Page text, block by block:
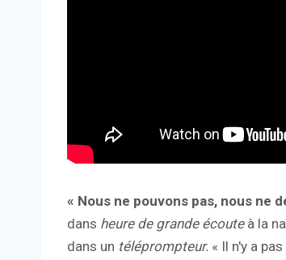
« Nous ne pouvons pas, nous ne
dans heure de grande écouteà la
dans un téléprompteur. « Il n'y a